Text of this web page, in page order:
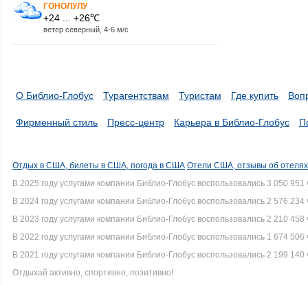
ГОНОЛУЛУ
+24 ... +26℃
ветер северный, 4-6 м/с
О Библио-Глобус Турагентствам Туристам Где купить
Фирменный стиль Пресс-центр Карьера в Библио-Глобус
Отдых в США, билеты в США, погода в США Отели США, отзывы об
В 2025 году услугами компании Библио-Глобус воспользовались 3 050 951
В 2024 году услугами компании Библио-Глобус воспользовались 2 576 234
В 2023 году услугами компании Библио-Глобус воспользовались 2 210 458
В 2022 году услугами компании Библио-Глобус воспользовались 1 674 506
В 2021 году услугами компании Библио-Глобус воспользовались 2 199 140
Отдыхай активно, спортивно, позитивно!